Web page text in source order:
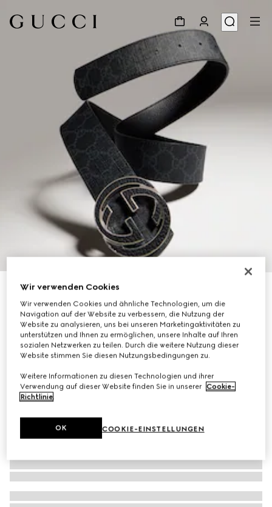
Mit Initialen personalisieren
€ 515
Wir verwenden Cookies
Wir verwenden Cookies und ähnliche Technologien, um die
Navigation auf der Website zu verbessern, die Nutzung der
Website zu analysieren, uns bei unseren Marketingaktivitäten zu
unterstützen und Ihnen zu ermöglichen, unsere Inhalte auf Ihren
sozialen Netzwerken zu teilen. Durch die weitere Nutzung dieser
Website stimmen Sie diesen Nutzungsbedingungen zu.
Weitere Informationen zu diesen Technologien und ihrer
Verwendung auf dieser Website finden Sie in unserer Cookie-
Richtlinie.
COOKIE-EINSTELLUNGEN
OK